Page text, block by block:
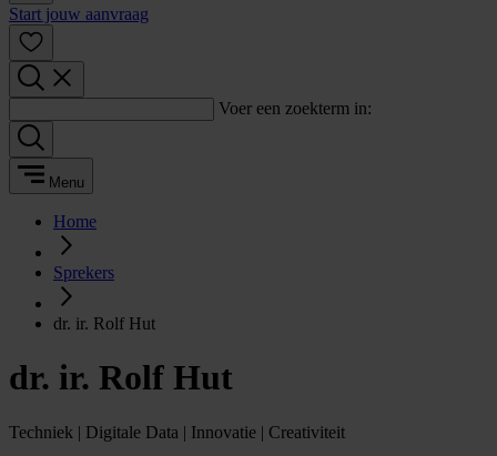
Start jouw aanvraag
Voer een zoekterm in:
Menu
Home
Sprekers
dr. ir. Rolf Hut
dr. ir. Rolf Hut
Techniek | Digitale Data | Innovatie | Creativiteit